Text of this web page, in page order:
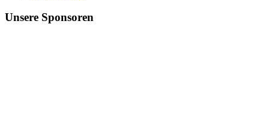
Unsere Sponsoren